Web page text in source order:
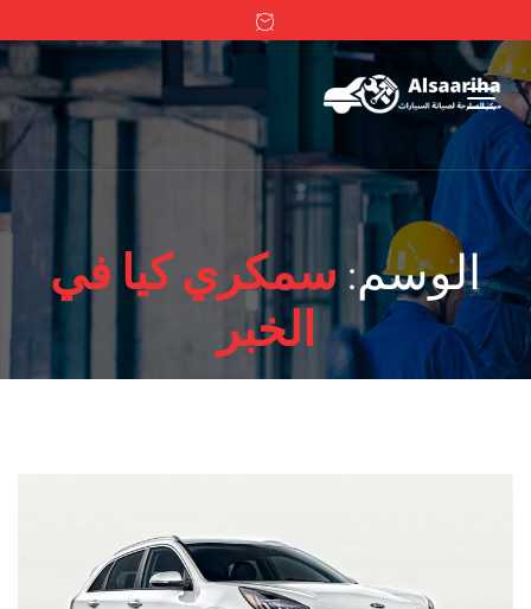
الوسم: سمكري كيا في
الخبر